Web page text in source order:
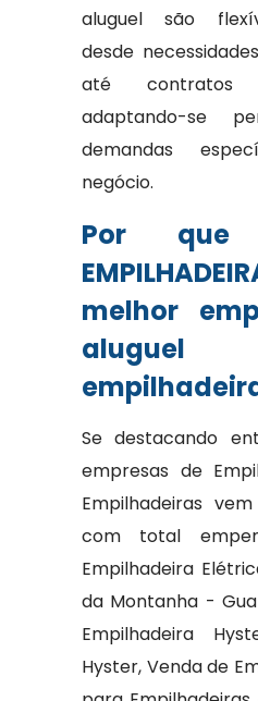
aluguel são
desde
até contratos
adaptando-se
demandas
negócio.
Por
melhor
Se destacando
empresas de
Empilhadeiras
com total
Empilhadeira
da Montanha -
Empilhadeira
Hyster, Venda de